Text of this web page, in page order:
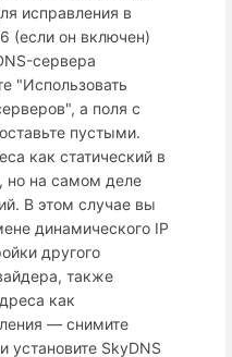
исправления в
(если он включен)
сервера
"Использовать
а поля с
пустыми.
как статический в
но на самом деле
В этом случае вы
динамического IP
другого
также
как
— снимите
установите SkyDNS